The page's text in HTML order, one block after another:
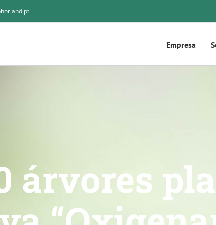
Empresa
árvores